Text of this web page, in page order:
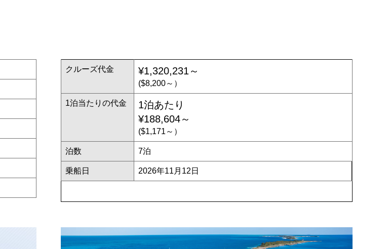
クルーズ代金 ¥1,320,231～
($8,200～）
1泊当たりの代金
1泊あたり
¥188,604～
($1,171～）
泊数 7泊
乗船日 2026年11月12日